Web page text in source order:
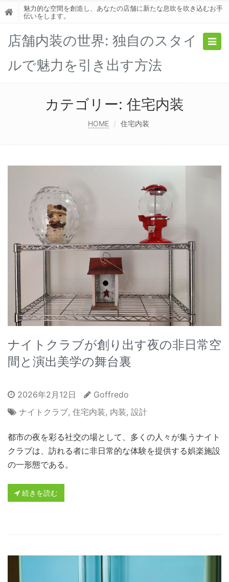
魅力的な空間を創造し、あなたの店舗に新たな息吹を吹き込むお手
伝いをします。
店舗内装の世界: 独自のスタイ
ルで魅力を引き出す方法
カテゴリー: 住宅内装
HOME 住宅内装
ナイトクラブが創り出す夜の非日常空
間と演出美学の舞台裏
2026年2月12日
Goffredo
ナイトクラブ, 住宅内装, 内装, 設計
都市の夜を彩る社交の場として、多くの人々が集うナイト
クラブは、訪れる者に非日常的な体験を提供する娯楽施設
の一形態である。
続きを読む